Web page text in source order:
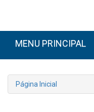
MENU PRINCIPAL
Página Inicial